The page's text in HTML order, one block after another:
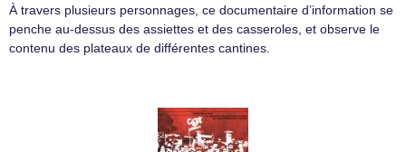
À travers plusieurs personnages, ce documentaire d’information se
penche au-dessus des assiettes et des casseroles, et observe le
contenu des plateaux de différentes cantines.